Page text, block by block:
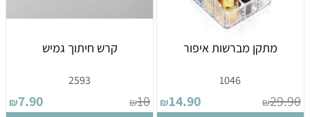
מתקן מברשות איפור
1046
₪29.90
₪14.90
קרש חיתוך גמיש
2593
₪10
₪7.90